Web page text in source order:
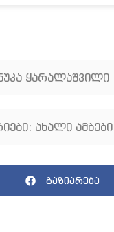
ყარალაშვილი
ახალი ამბები
გაზიარება